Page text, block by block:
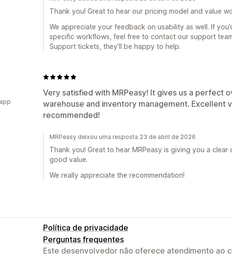
Thank you! Great to hear our pricing model and value
We appreciate your feedback on usability as well. If
specific workflows, feel free to contact our support
Support tickets, they’ll be happy to help.
Very satisfied with MRPeasy! It gives us a perfect
warehouse and inventory management. Excellent
recommended!
MRPeasy deixou uma resposta 23 de abril de 2026
Thank you! Great to hear MRPeasy is giving you a
good value.
We really appreciate the recommendation!
Política de privacidade
Perguntas frequentes
Este desenvolvedor não oferece atendimento ao